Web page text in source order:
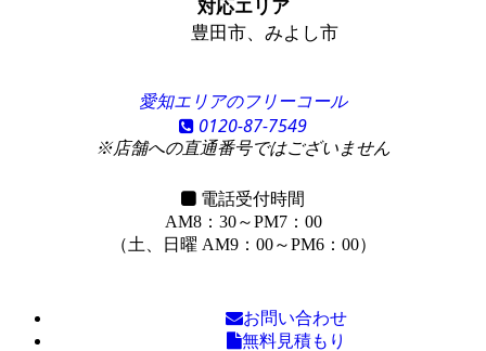
対応エリア
豊田市、みよし市
愛知エリアのフリーコール
0120-87-7549
※店舗への直通番号ではございません
電話受付時間
AM8：30～PM7：00
（土、日曜 AM9：00～PM6：00）
お問い合わせ
無料見積もり